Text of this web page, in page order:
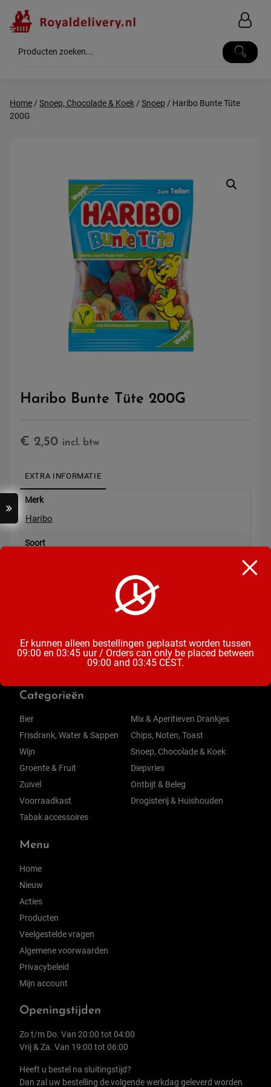
content
Home/ Snoep, Chocolade & Koek/ Snoep / Haribo Bunte Tüte
200G
Haribo Bunte Tüte 200G
€ 2,50 incl. btw
EXTRA INFORMATIE
Merk
Haribo
Soort
Categorieën
Bier
Frisdrank, Water & Sappen
Wijn
Groente & Fruit
Zuivel
Voorraadkast
Tabak accessoires
Mix & Aperitieven Drankjes
Chips, Noten, Toast
Snoep, Chocolade & Koek
Diepvries
Ontbijt & Beleg
Drogisterij & Huishouden
Menu
Home
Nieuw
Acties
Producten
Veelgestelde vragen
Algemene voorwaarden
Privacybeleid
Mijn account
Openingstijden
Zo t/m Do. Van 20:00 tot 04:00
Vrij & Za. Van 19:00 tot 06:00
Heeft u bestel na sluitingstijd?
Dan zal uw bestelling de volgende werkdag geleverd worden
Er kunnen alleen bestellingen geplaatst worden tussen
09:00 en 03:45 uur / Orders can only be placed between
09:00 and 03:45 CEST.